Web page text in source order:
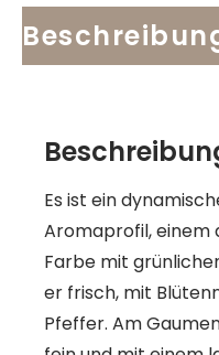
Es ist ein
Aromaprofil, einem
Farbe mit
er frisch, mit
Pfeffer. Am